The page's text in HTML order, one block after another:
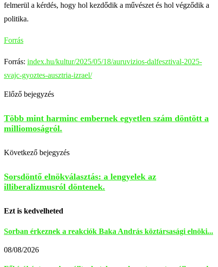
felmerül a kérdés, hogy hol kezdődik a művészet és hol végződik a
politika.
Forrás
Forrás: index.hu/kultur/2025/05/18/auruvizios-dalfesztival-2025-
svajc-gyoztes-ausztria-izrael/
Előző bejegyzés
Több mint harminc embernek egyetlen szám döntött a
milliomoságról.
Következő bejegyzés
Sorsdöntő elnökválasztás: a lengyelek az
illiberalizmusról döntenek.
Ezt is kedvelheted
Sorban érkeznek a reakciók Baka András köztársasági elnöki...
08/08/2026